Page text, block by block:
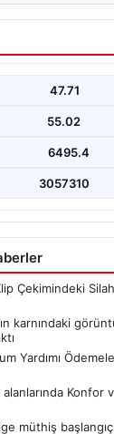
Gerçek
47.71
55.02
6495.4
3057310
Çekimindeki
karnındaki
Yardımı
alanlarında Konfor
müthiş